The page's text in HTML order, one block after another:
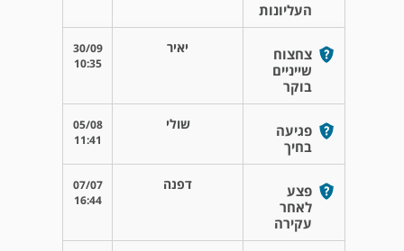
העליונות
צחצוח
שייניים
בוקר
יאיר
30/09
10:35
פגיעה
בחיך
שולי
05/08
11:41
פצע
לאחר
עקירה
דפנה
07/07
16:44